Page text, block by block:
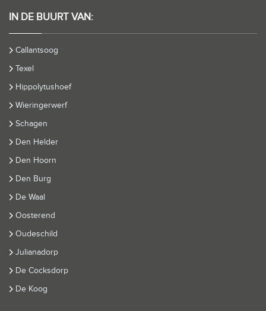
IN DE BUURT VAN:
Callantsoog
Texel
Hippolytushoef
Wieringerwerf
Schagen
Den Helder
Den Hoorn
Den Burg
De Waal
Oosterend
Oudeschild
Julianadorp
De Cocksdorp
De Koog